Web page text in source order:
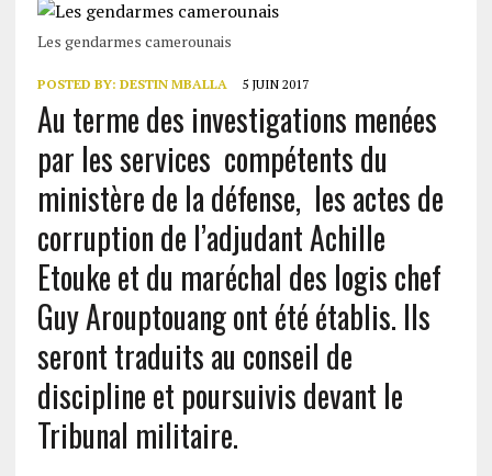
Les gendarmes camerounais
POSTED BY: DESTIN MBALLA 5 JUIN 2017
Au terme des investigations menées
par les services compétents du
ministère de la défense, les actes de
corruption de l’adjudant Achille
Etouke et du maréchal des logis chef
Guy Arouptouang ont été établis. Ils
seront traduits au conseil de
discipline et poursuivis devant le
Tribunal militaire.